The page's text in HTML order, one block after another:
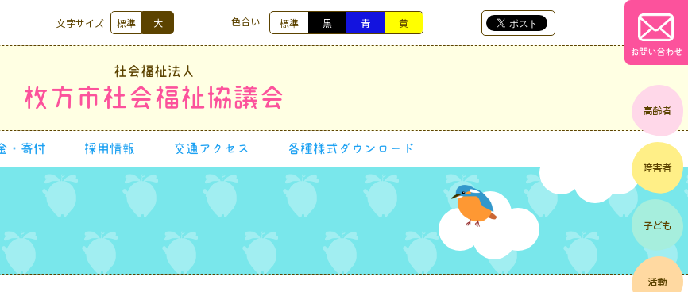
文字サイズ 標準 大 色合い 標準 黒 青 黄
社会福祉法人
枚方市社会福祉協議会
・寄付 採用情報 交通アクセス 各種様式ダウンロード
お問い合わせ